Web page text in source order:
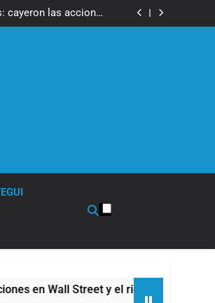
de Propiedad Privada
cayeron las acciones
de los 450 puntos
y calificó a los
cayeron las acciones
y calificó a los
para servirla
Street y el riesgo país quedó al borde